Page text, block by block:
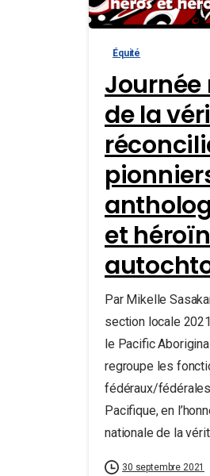
Équité
de la
et
Par Mikelle
section locale
le Pacific
regroupe les
fédéraux/
Pacifique, en
nationale de la
30 septembre 2021